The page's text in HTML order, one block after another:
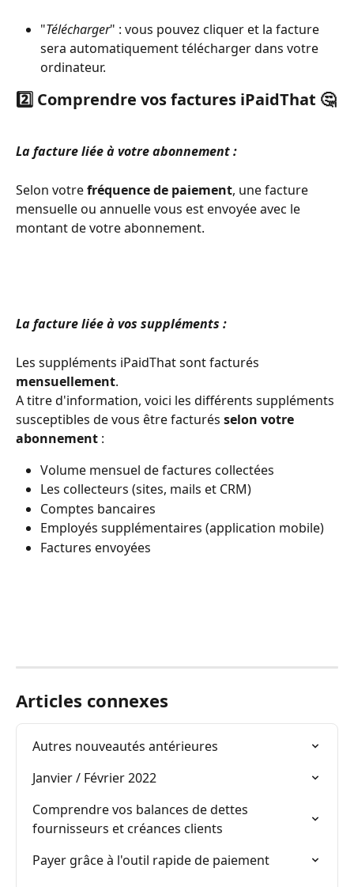
"Télécharger" : vous pouvez cliquer et la facture
sera automatiquement télécharger dans votre
ordinateur.
2️⃣ Comprendre vos factures iPaidThat 🤔
La facture liée à votre abonnement :
Selon votre fréquence de paiement, une facture
mensuelle ou annuelle vous est envoyée avec le
montant de votre abonnement.
La facture liée à vos suppléments :
Les suppléments iPaidThat sont facturés
mensuellement.
A titre d'information, voici les différents suppléments
susceptibles de vous être facturés selon votre
abonnement :
Volume mensuel de factures collectées
Les collecteurs (sites, mails et CRM)
Comptes bancaires
Employés supplémentaires (application mobile)
Factures envoyées
Articles connexes
Autres nouveautés antérieures
Janvier / Février 2022
Comprendre vos balances de dettes
fournisseurs et créances clients
Payer grâce à l'outil rapide de paiement